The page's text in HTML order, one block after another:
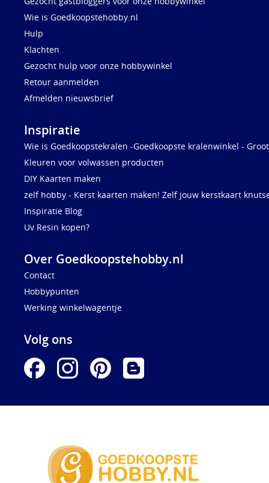
Wie is Goedkoopstehobby.nl
Hulp
Klachten
Gezocht hulp voor onze hobbywinkel
Retour aanmelden
Afmelden nieuwsbrief
Inspiratie
Wie is Goedkoopstekralen -Goedkoopste kralenwinkel -
Kleuren voor volwassen producten
DIY Kaarten maken
zelf hobby - Kerst kaarten maken! Zelf jouw kerstkaart
Inspiratie Blog
Uv Resin kopen?
Over Goedkoopstehobby.nl
Contact
Hobbypunten
Werking winkelwagentje
Volg ons